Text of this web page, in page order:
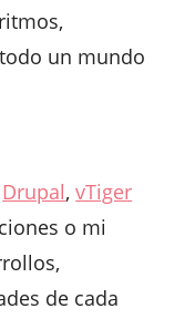
un mundo
Drupal,vTiger
o mi
de cada